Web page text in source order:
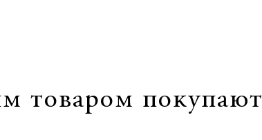
товаром покупают